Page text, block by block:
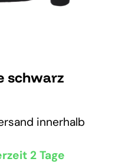
schwarz
innerhalb
2 Tage